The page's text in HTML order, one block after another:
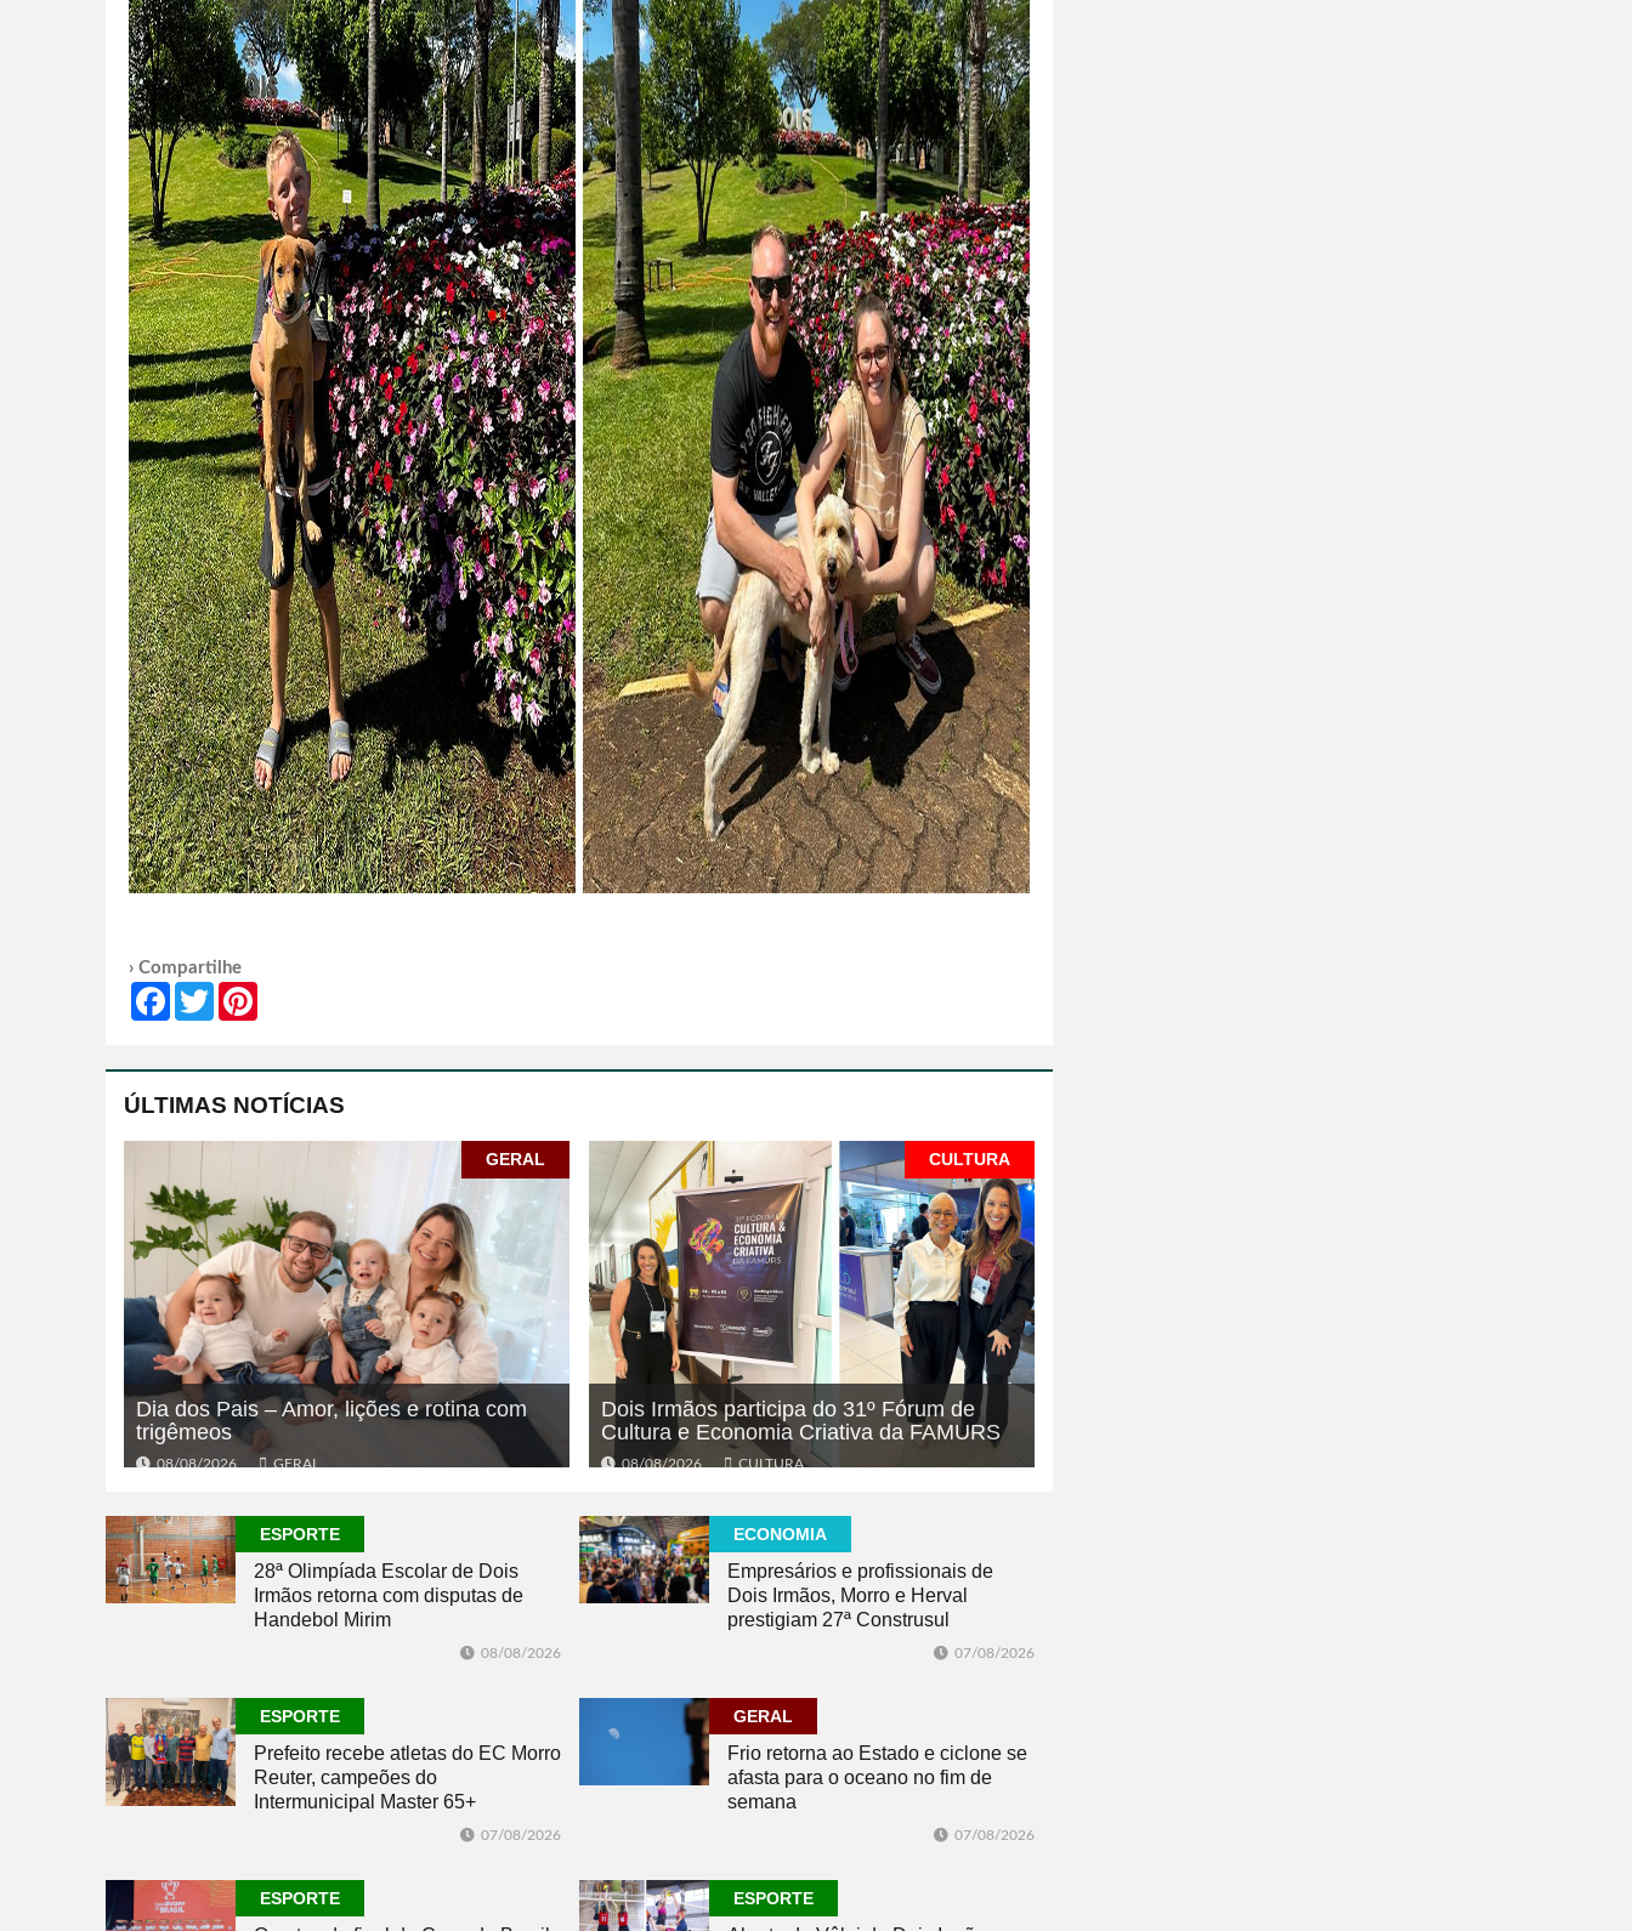
› Compartilhe
FacebookTwitter
ÚLTIMAS NOTÍCIAS
GERAL
Dia dos Pais – Amor, lições e rotina com
trigêmeos
08/08/2026 GERAL
CULTURA
Dois Irmãos participa do 31º Fórum de
Cultura e Economia Criativa da FAMURS
08/08/2026 CULTURA
ESPORTE
28ª Olimpíada Escolar de Dois
Irmãos retorna com disputas de
Handebol Mirim
08/08/2026
ECONOMIA
Empresários e profissionais de
Dois Irmãos, Morro e Herval
prestigiam 27ª Construsul
07/08/2026
ESPORTE
Prefeito recebe atletas do EC Morro
Reuter, campeões do
Intermunicipal Master 65+
07/08/2026
GERAL
Frio retorna ao Estado e ciclone se
afasta para o oceano no fim de
semana
07/08/2026
ESPORTE ESPORTE